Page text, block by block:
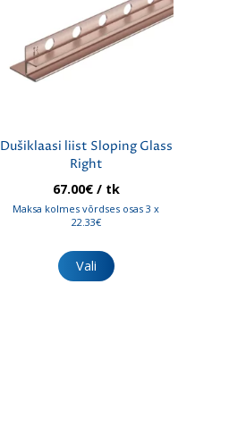
Dušiklaasi liist Sloping Glass
Right
67.00€/ tk
Maksa kolmes võrdses osas 3 x
22.33€
Vali
tootel